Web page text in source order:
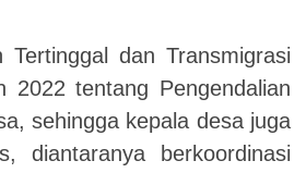
dan Transmigrasi
2022 tentang Pengendalian
sehingga kepala desa juga
diantaranya berkoordinasi